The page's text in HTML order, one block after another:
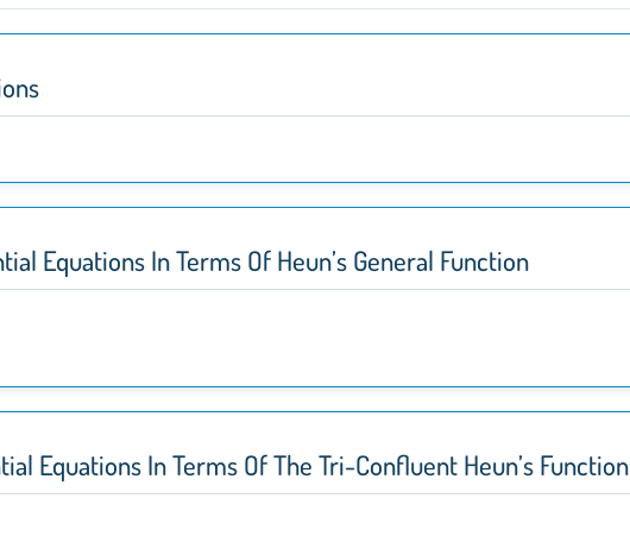
Equations In Terms Of Heun’s General Function
Equations In Terms Of The Tri-Confluent Heun’s Function